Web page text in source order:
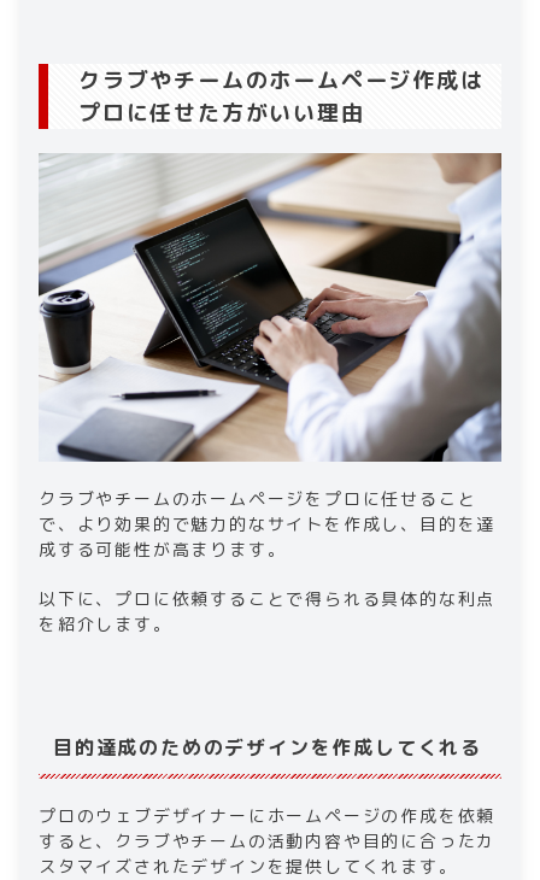
クラブやチームのホームページ作成は
プロに任せた方がいい理由
クラブやチームのホームページをプロに任せること
で、より効果的で魅力的なサイトを作成し、目的を達
成する可能性が高まります。
以下に、プロに依頼することで得られる具体的な利点
を紹介します。
目的達成のためのデザインを作成してくれる
プロのウェブデザイナーにホームページの作成を依頼
すると、クラブやチームの活動内容や目的に合ったカ
スタマイズされたデザインを提供してくれます。